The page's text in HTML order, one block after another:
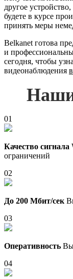
другое
будете в курсе
принять меры
Belkanet готова
и
сегодня, чтобы
видеонаблюдения
01
Качество сигнала
ограничений
02
До 200 Мбит/сек
03
Оперативность
04